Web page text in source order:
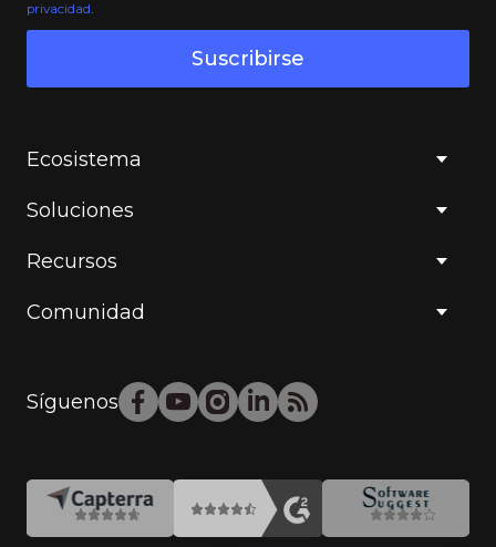
privacidad.
Suscribirse
Ecosistema
Soluciones
Recursos
Comunidad
Síguenos